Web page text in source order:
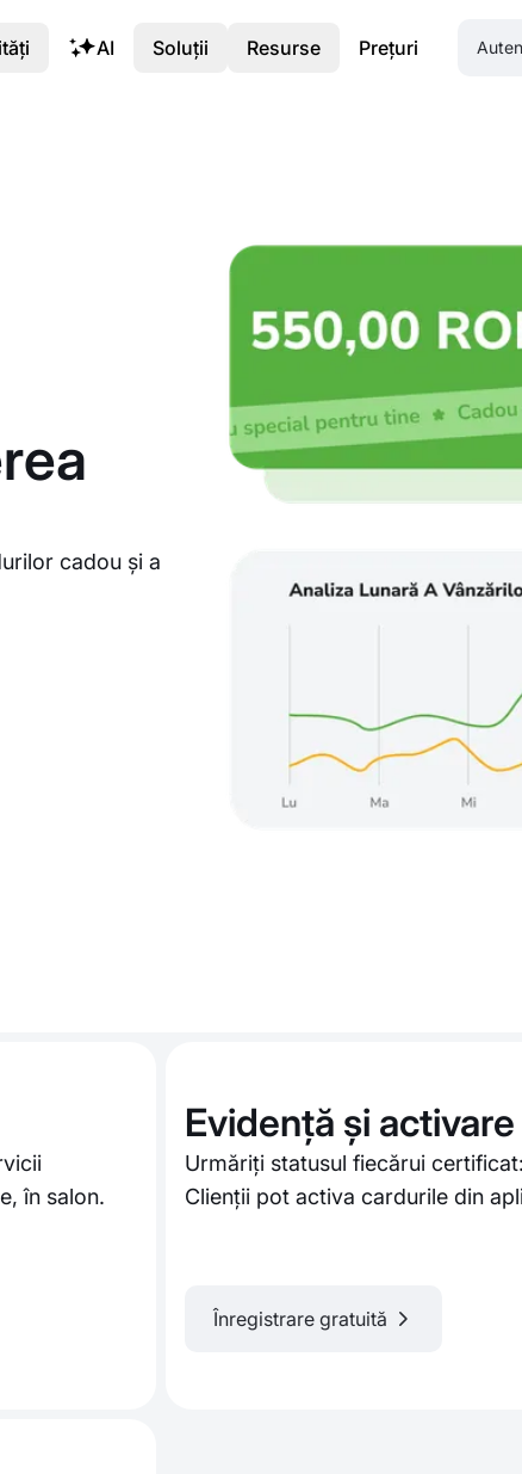
cadou și a
în salon.
Evidență și activare
Urmăriți statusul fiecărui
Clienții pot activa cardurile din
Înregistrare gratuită
AI Soluții Resurse Prețuri